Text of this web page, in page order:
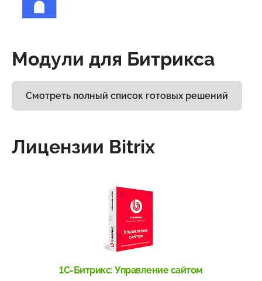
Модули для Битрикса
Смотреть полный список готовых решений
Лицензии Bitrix
1С-Битрикс: Управление сайтом